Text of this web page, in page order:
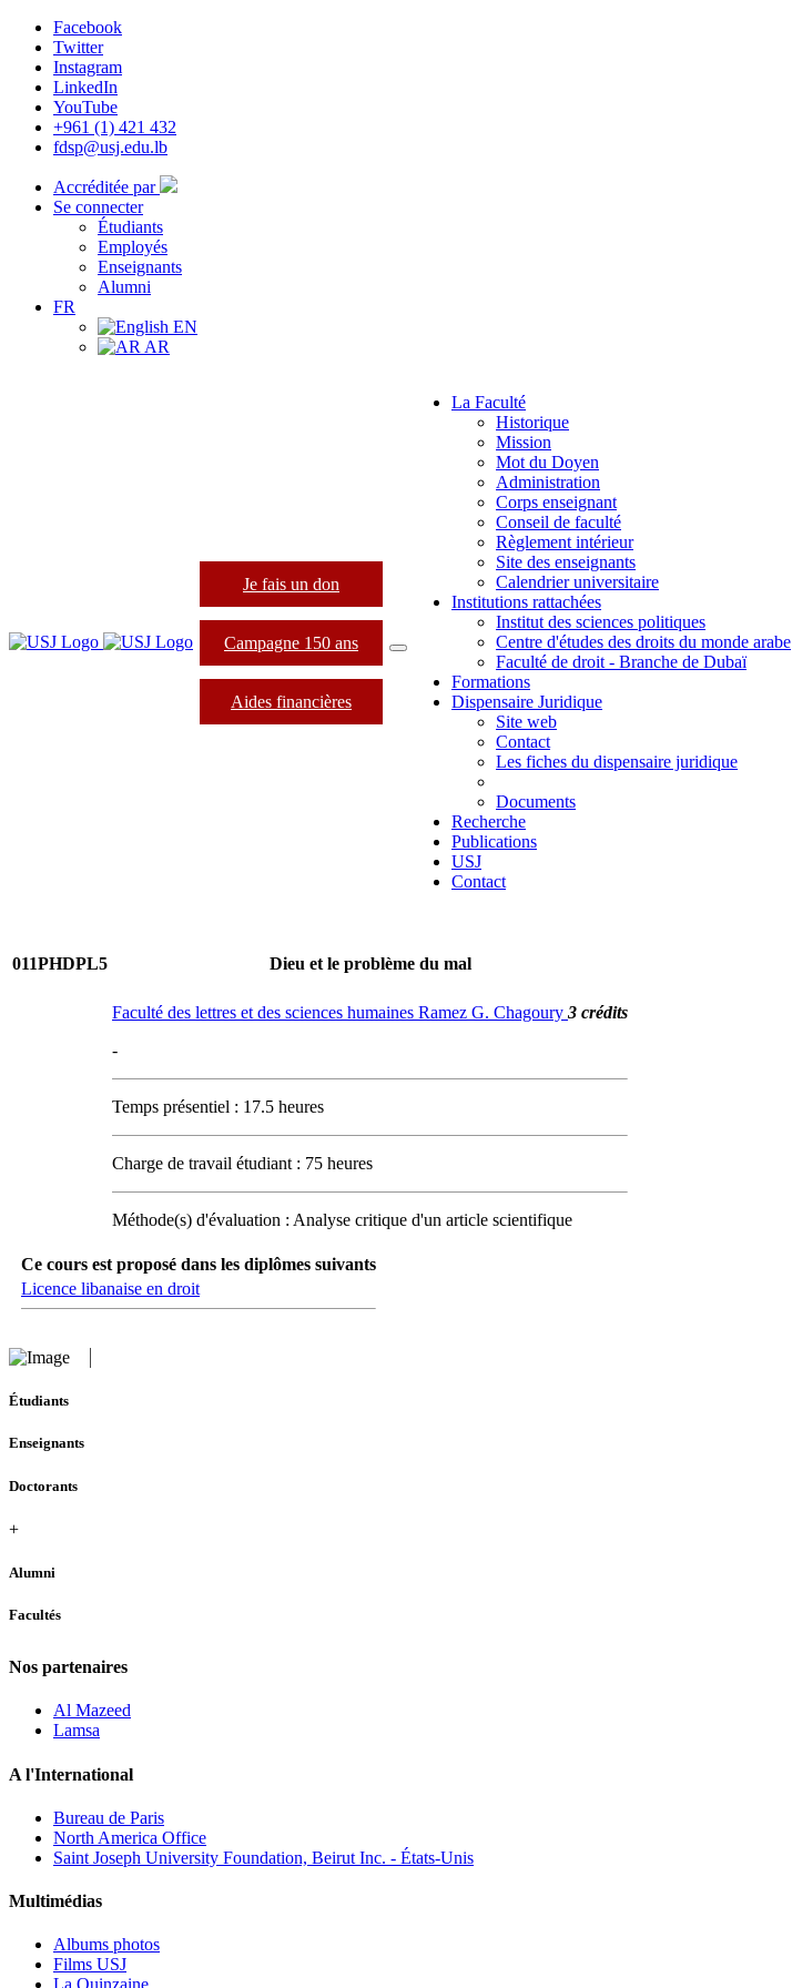
Facebook
Twitter
Instagram
LinkedIn
YouTube
+961 (1) 421 432
fdsp@usj.edu.lb
Accréditée par
Se connecter
Étudiants
Employés
Enseignants
Alumni
FR
EN
AR
Je fais un don
Campagne 150 ans
Aides financières
La Faculté
Historique
Mission
Mot du Doyen
Administration
Corps enseignant
Conseil de faculté
Règlement intérieur
Site des enseignants
Calendrier universitaire
Institutions rattachées
Institut des sciences politiques
Centre d'études des droits du monde arabe
Faculté de droit - Branche de Dubaï
Formations
Dispensaire Juridique
Site web
Contact
Les fiches du dispensaire juridique
Documents
Recherche
Publications
USJ
Contact
011PHDPL5 Dieu et le problème du mal
Faculté des lettres et des sciences humaines Ramez G. Chagoury 3 crédits
-
Temps présentiel : 17.5 heures
Charge de travail étudiant : 75 heures
Méthode(s) d'évaluation : Analyse critique d'un article scientifique
Ce cours est proposé dans les diplômes suivants
Licence libanaise en droit
Étudiants
Enseignants
Doctorants
+
Alumni
Facultés
Nos partenaires
Al Mazeed
Lamsa
A l'International
Bureau de Paris
North America Office
Saint Joseph University Foundation, Beirut Inc. - États-Unis
Multimédias
Albums photos
Films USJ